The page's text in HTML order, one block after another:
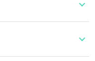
グをイメージした鮮やかな